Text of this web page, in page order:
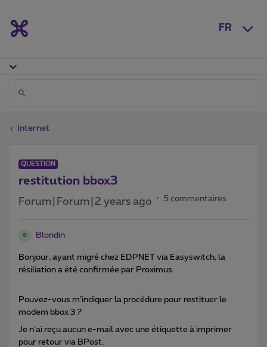
FR
Internet
QUESTION
restitution bbox3
Forum|Forum|2 years ago 5 commentaires
B Blondin
Bonjour, ayant migré chez EDPNET via Easyswitch, la
résiliation a été confirmée par Proximus.
Pouvez-vous m’indiquer la procédure pour restituer le
modem bbox 3 ?
Je n’ai reçu aucun e-mail avec une étiquette à imprimer
pour retour via BPost.